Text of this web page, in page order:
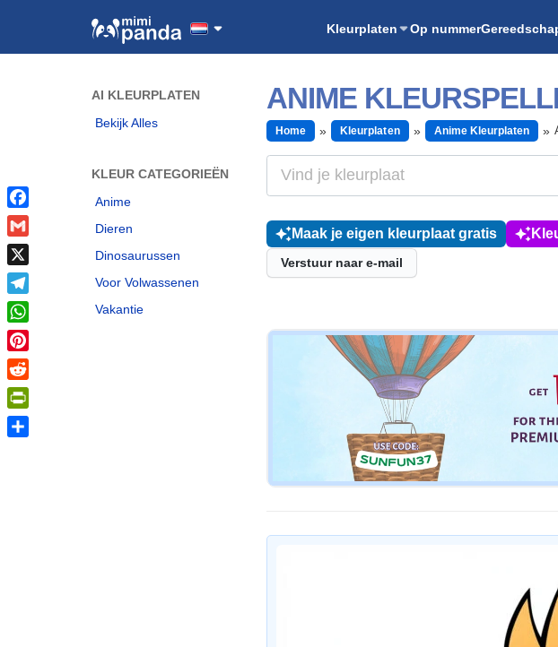
Kleurplaten Op nummer
AI KLEURPLATEN
Bekijk Alles
KLEUR CATEGORIEËN
Anime
Dieren
Dinosaurussen
Voor Volwassenen
Vakantie
ANIME
Home Kleurplaten Anime Kleurplaten
Maak je eigen kleurplaat gratis
Verstuur naar e-mail
Facebook
Gmail
X
Telegram
WhatsApp
Pinterest
Reddit
PrintFriendly